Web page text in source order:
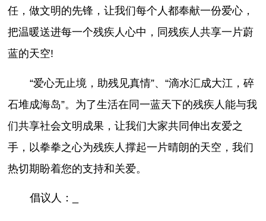
任，做文明的先锋，让我们每个人都奉献一份爱心，
把温暖送进每一个残疾人心中，同残疾人共享一片蔚
蓝的天空!
“爱心无止境，助残见真情”、“滴水汇成大江，碎
石堆成海岛”。为了生活在同一蓝天下的残疾人能与我
们共享社会文明成果，让我们大家共同伸出友爱之
手，以拳拳之心为残疾人撑起一片晴朗的天空，我们
热切期盼着您的支持和关爱。
倡议人：_